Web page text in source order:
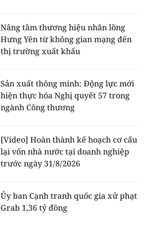
Nâng tầm thương hiệu nhãn lồng
Hưng Yên từ không gian mạng đến
thị trường xuất khẩu
Sản xuất thông minh: Động lực mới
hiện thực hóa Nghị quyết 57 trong
ngành Công thương
[Video] Hoàn thành kế hoạch cơ cấu
lại vốn nhà nước tại doanh nghiệp
trước ngày 31/8/2026
Ủy ban Cạnh tranh quốc gia xử phạt
Grab 1,36 tỷ đồng